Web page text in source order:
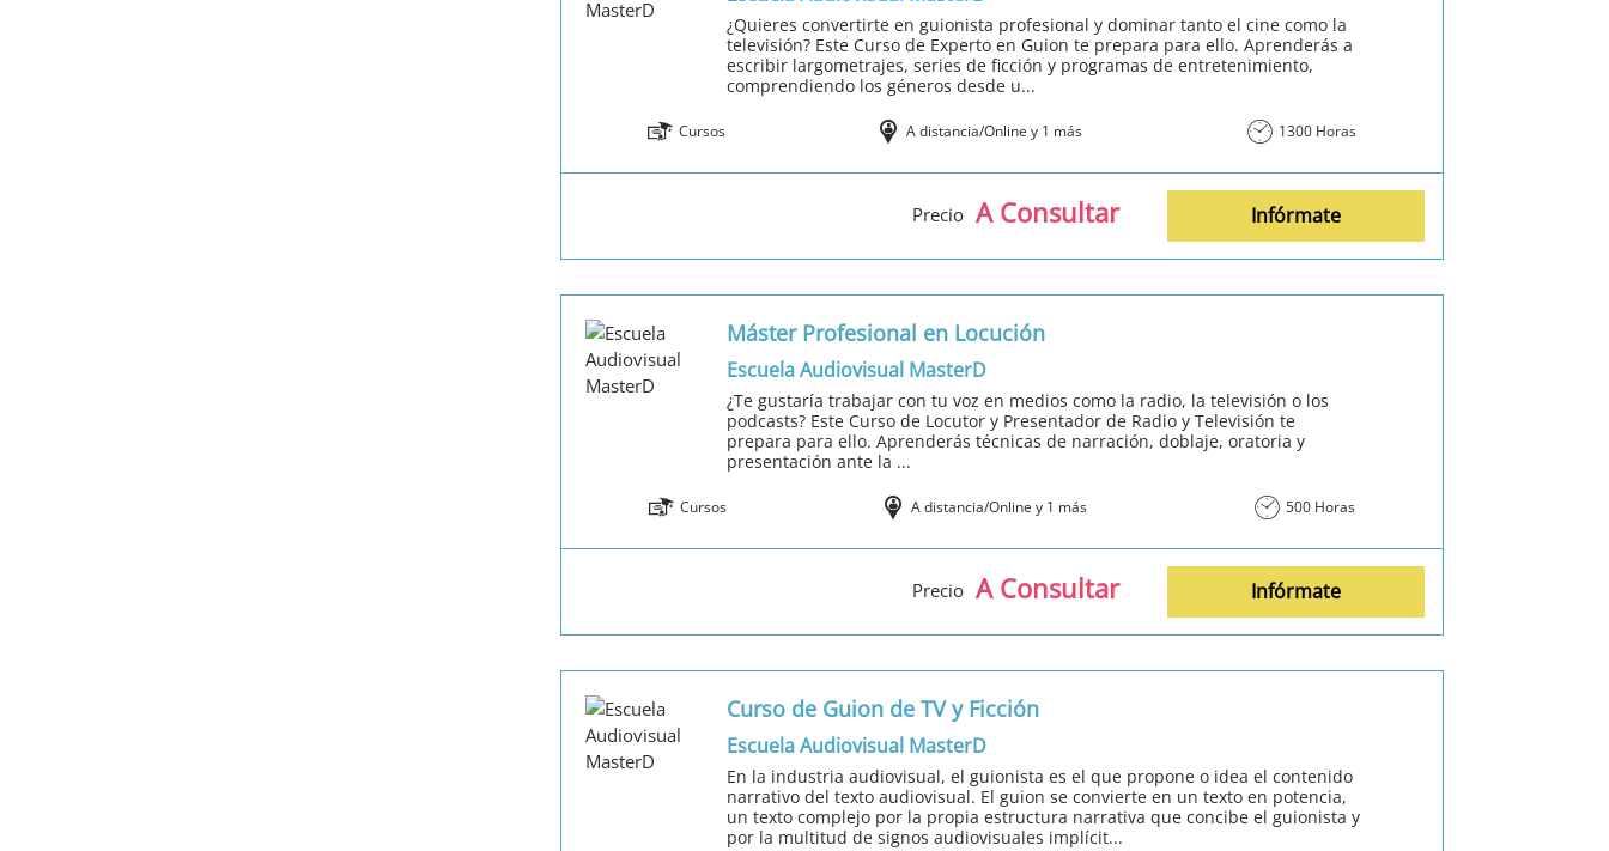
¿Quieres convertirte en guionista profesional y dominar tanto el cine como la
televisión? Este Curso de Experto en Guion te prepara para ello. Aprenderás a
escribir largometrajes, series de ficción y programas de entretenimiento,
comprendiendo los géneros desde u...
Cursos A distancia/Online y 1 más 1300 Horas
Precio A Consultar Infórmate
Máster Profesional en Locución
Escuela Audiovisual MasterD
¿Te gustaría trabajar con tu voz en medios como la radio, la televisión o los
podcasts? Este Curso de Locutor y Presentador de Radio y Televisión te
prepara para ello. Aprenderás técnicas de narración, doblaje, oratoria y
presentación ante la ...
Cursos A distancia/Online y 1 más 500 Horas
Precio A Consultar Infórmate
Curso de Guion de TV y Ficción
Escuela Audiovisual MasterD
En la industria audiovisual, el guionista es el que propone o idea el contenido
narrativo del texto audiovisual. El guion se convierte en un texto en potencia,
un texto complejo por la propia estructura narrativa que concibe el guionista y
por la multitud de signos audiovisuales implícit...